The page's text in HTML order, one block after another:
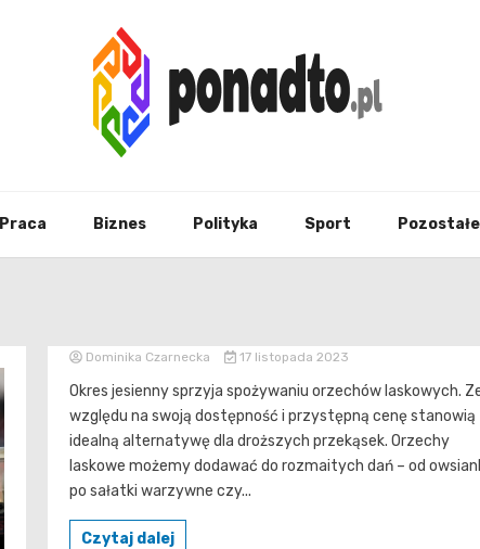
Praca Biznes Polityka Sport Pozostałe
Dominika Czarnecka 17 listopada 2023
Okres jesienny sprzyja spożywaniu orzechów laskowych.
względu na swoją dostępność i przystępną cenę stanowią
idealną alternatywę dla droższych przekąsek. Orzechy
laskowe możemy dodawać do rozmaitych dań – od
po sałatki warzywne czy...
Czytaj dalej